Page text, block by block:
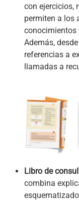
con ejercicios,
permiten a los
conocimientos
Además,
referencias a
llamadas a
Libro de
combina